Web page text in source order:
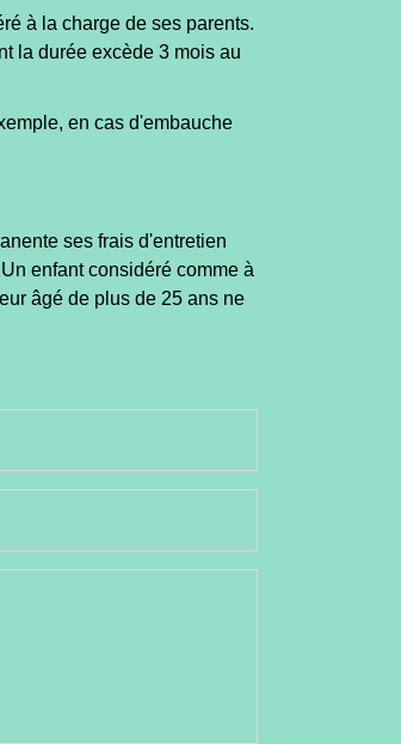
à la charge de ses parents.
la durée excède 3 mois au
en cas d'embauche
ses frais d'entretien
enfant considéré comme à
âgé de plus de 25 ans ne